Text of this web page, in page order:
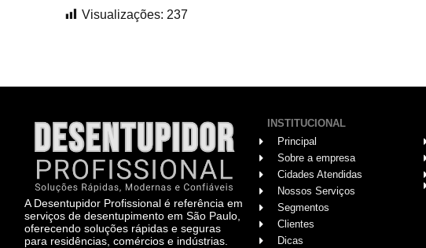
Visualizações: 237
A Desentupidor Profissional é referência em
serviços de desentupimento em São Paulo,
oferecendo soluções rápidas e seguras
para residências, comércios e indústrias.
INSTITUCIONAL
Principal
Sobre a empresa
Cidades Atendidas
Nossos Serviços
Segmentos
Clientes
Dicas